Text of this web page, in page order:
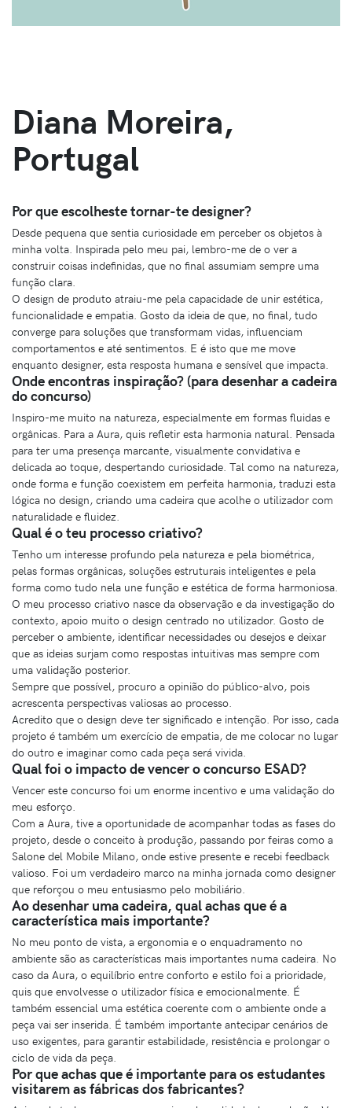
Diana Moreira,
Portugal
Por que escolheste tornar-te designer?
Desde pequena que sentia curiosidade em perceber os objetos à
minha volta. Inspirada pelo meu pai, lembro-me de o ver a
construir coisas indefinidas, que no final assumiam sempre uma
função clara.
O design de produto atraiu-me pela capacidade de unir estética,
funcionalidade e empatia. Gosto da ideia de que, no final, tudo
converge para soluções que transformam vidas, influenciam
comportamentos e até sentimentos. E é isto que me move
enquanto designer, esta resposta humana e sensível que impacta.
Onde encontras inspiração? (para desenhar a cadeira
do concurso)
Inspiro-me muito na natureza, especialmente em formas fluidas e
orgânicas. Para a Aura, quis refletir esta harmonia natural. Pensada
para ter uma presença marcante, visualmente convidativa e
delicada ao toque, despertando curiosidade. Tal como na natureza,
onde forma e função coexistem em perfeita harmonia, traduzi esta
lógica no design, criando uma cadeira que acolhe o utilizador com
naturalidade e fluidez.
Qual é o teu processo criativo?
Tenho um interesse profundo pela natureza e pela biométrica,
pelas formas orgânicas, soluções estruturais inteligentes e pela
forma como tudo nela une função e estética de forma harmoniosa.
O meu processo criativo nasce da observação e da investigação do
contexto, apoio muito o design centrado no utilizador. Gosto de
perceber o ambiente, identificar necessidades ou desejos e deixar
que as ideias surjam como respostas intuitivas mas sempre com
uma validação posterior.
Sempre que possível, procuro a opinião do público-alvo, pois
acrescenta perspectivas valiosas ao processo.
Acredito que o design deve ter significado e intenção. Por isso, cada
projeto é também um exercício de empatia, de me colocar no lugar
do outro e imaginar como cada peça será vivida.
Qual foi o impacto de vencer o concurso ESAD?
Vencer este concurso foi um enorme incentivo e uma validação do
meu esforço.
Com a Aura, tive a oportunidade de acompanhar todas as fases do
projeto, desde o conceito à produção, passando por feiras como a
Salone del Mobile Milano, onde estive presente e recebi feedback
valioso. Foi um verdadeiro marco na minha jornada como designer
que reforçou o meu entusiasmo pelo mobiliário.
Ao desenhar uma cadeira, qual achas que é a
característica mais importante?
No meu ponto de vista, a ergonomia e o enquadramento no
ambiente são as características mais importantes numa cadeira. No
caso da Aura, o equilíbrio entre conforto e estilo foi a prioridade,
quis que envolvesse o utilizador física e emocionalmente. É
também essencial uma estética coerente com o ambiente onde a
peça vai ser inserida. É também importante antecipar cenários de
uso exigentes, para garantir estabilidade, resistência e prolongar o
ciclo de vida da peça.
Por que achas que é importante para os estudantes
visitarem as fábricas dos fabricantes?